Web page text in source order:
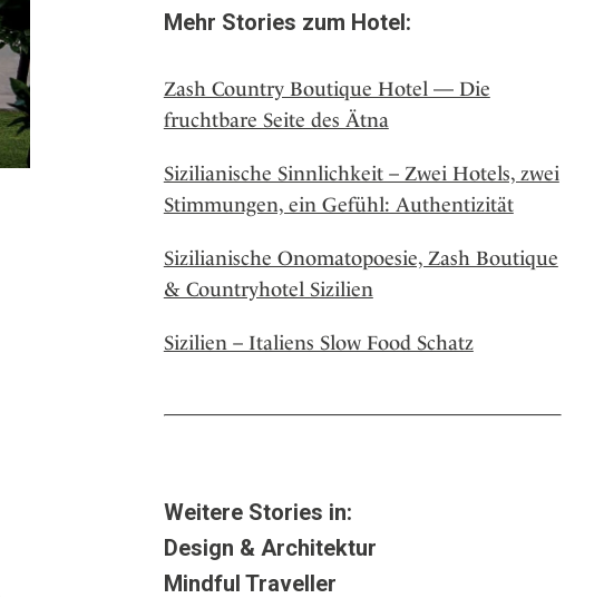
Mehr Stories zum Hotel:
Zash Country Boutique Hotel — Die
fruchtbare Seite des Ätna
Sizilianische Sinnlichkeit – Zwei Hotels, zwei
Stimmungen, ein Gefühl: Authentizität
Sizilianische Onomatopoesie, Zash Boutique
& Countryhotel Sizilien
Sizilien – Italiens Slow Food Schatz
Weitere Stories in:
Design & Architektur
Mindful Traveller